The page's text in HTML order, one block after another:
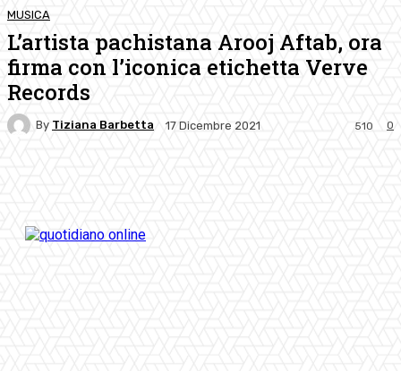
MUSICA
L’artista pachistana Arooj Aftab, ora
firma con l’iconica etichetta Verve
Records
By Tiziana Barbetta 17 Dicembre 2021 0
510